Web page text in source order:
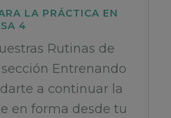
LA PRÁCTICA EN
4
Rutinas de
Entrenando
a continuar la
en forma desde tu